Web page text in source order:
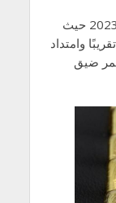
سجلت تداولات المعادن الثمينة 07-03-2023 حيث
في المائة تقريبًا وامتداد
ضيق